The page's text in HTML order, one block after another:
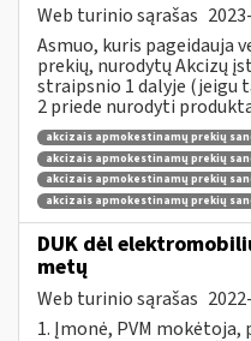
Web turinio sąrašas
Asmuo, kuris pageidauja
prekių, nurodytų Akcizų
straipsnio 1 dalyje (jeigu
2 priede nurodyti
akcizais apmokestinamų prekių
akcizais apmokestinamų prekių
akcizais apmokestinamų prekių
akcizais apmokestinamų prekių
DUK dėl
metų
Web turinio sąrašas
1. Įmonė, PVM mokėtoja,